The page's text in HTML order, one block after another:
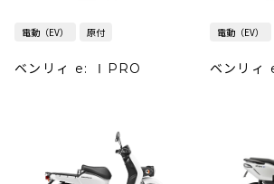
電動（EV） 原付
ベンリィ e: ⅠPRO
電動（EV）
ベンリィ